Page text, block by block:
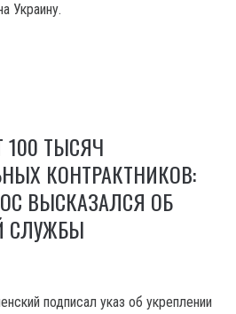
Украину.
100 ТЫСЯЧ
КОНТРАКТНИКОВ:
ВЫСКАЗАЛСЯ ОБ
СЛУЖБЫ
подписал указ об укреплении